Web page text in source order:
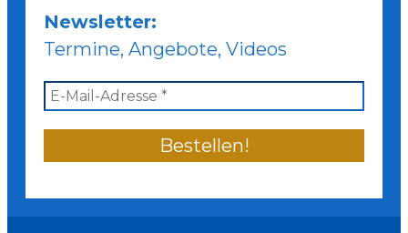
Newsletter:
Termine, Angebote, Videos